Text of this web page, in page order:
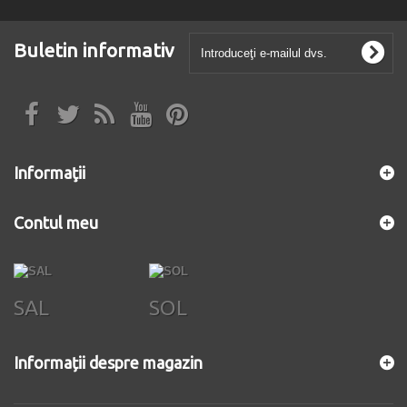
Buletin informativ
Informaţii
Contul meu
SAL SOL
Informații despre magazin